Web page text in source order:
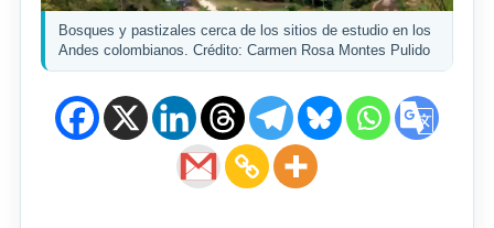
Bosques y pastizales cerca de los sitios de estudio en los
Andes colombianos. Crédito: Carmen Rosa Montes Pulido